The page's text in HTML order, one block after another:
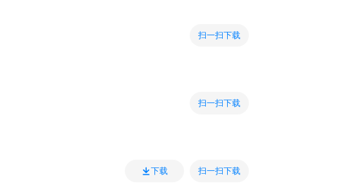
扫一扫下载
扫一扫下载
下载 扫一扫下载